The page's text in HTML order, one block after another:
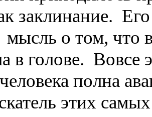
заклинание.
о том, что
в голове. Вовсе
полна
этих